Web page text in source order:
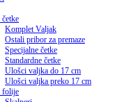
Komplet Valjak
Ostali pribor za premaze
Specijalne četke
Standardne četke
Ulošci valjka do 17 cm
Ulošci valjka preko 17 cm
folije